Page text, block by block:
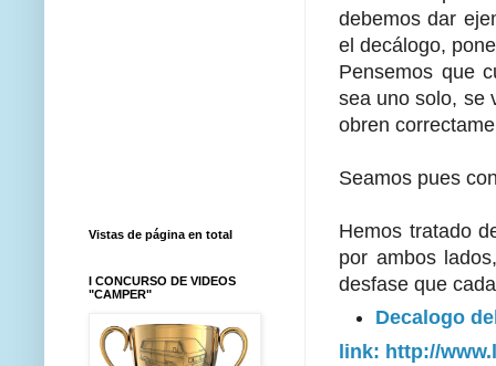
debemos dar
el decálogo,
Pensemos que
sea uno solo, se
obren
Seamos pues
Hemos tratado
por ambos
desfase que
Decalogo
link: http://
Vistas de página en total
I CONCURSO DE VIDEOS
"CAMPER"